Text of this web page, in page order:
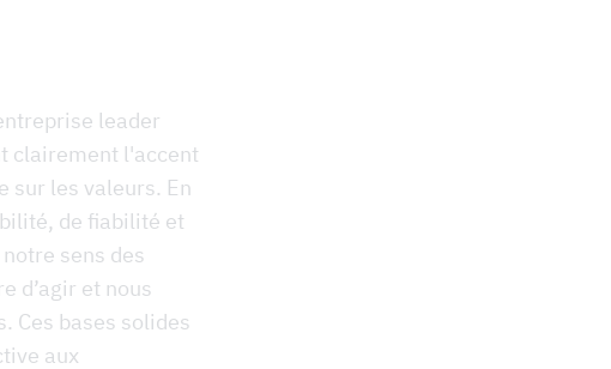
leader
clairement l'accent
sur les valeurs. En
de fiabilité et
sens des
d’agir et nous
Ces bases solides
aux